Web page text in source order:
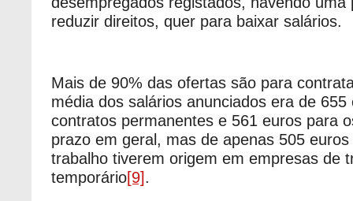
reduzir direitos, quer para baixar salários.
Mais de 90% das ofertas são para
média dos salários anunciados era de 655
contratos permanentes e 561 euros para
prazo em geral, mas de apenas 505
trabalho tiverem origem em empresas de
temporário[9].